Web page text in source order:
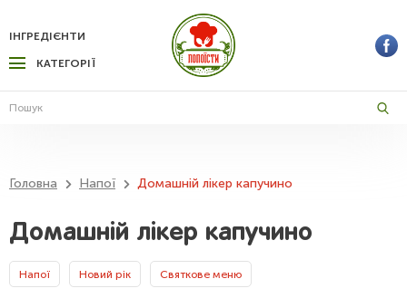
КАТЕГОРІЇ
ІНГРЕДІЄНТИ
Головна Напої Домашній лікер капучино
Домашній лікер капучино
Напої Новий рік Святкове меню